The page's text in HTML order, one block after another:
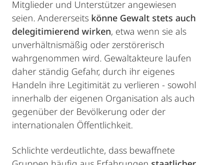
Mitglieder und Unterstützer angewiesen
seien. Andererseits könne Gewalt stets auch
delegitimierend wirken, etwa wenn sie als
unverhältnismäßig oder zerstörerisch
wahrgenommen wird. Gewaltakteure laufen
daher ständig Gefahr, durch ihr eigenes
Handeln ihre Legitimität zu verlieren - sowohl
innerhalb der eigenen Organisation als auch
gegenüber der Bevölkerung oder der
internationalen Öffentlichkeit.
Schlichte verdeutlichte, dass bewaffnete